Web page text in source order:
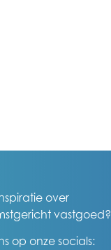
over
vastgoed?
op onze socials: